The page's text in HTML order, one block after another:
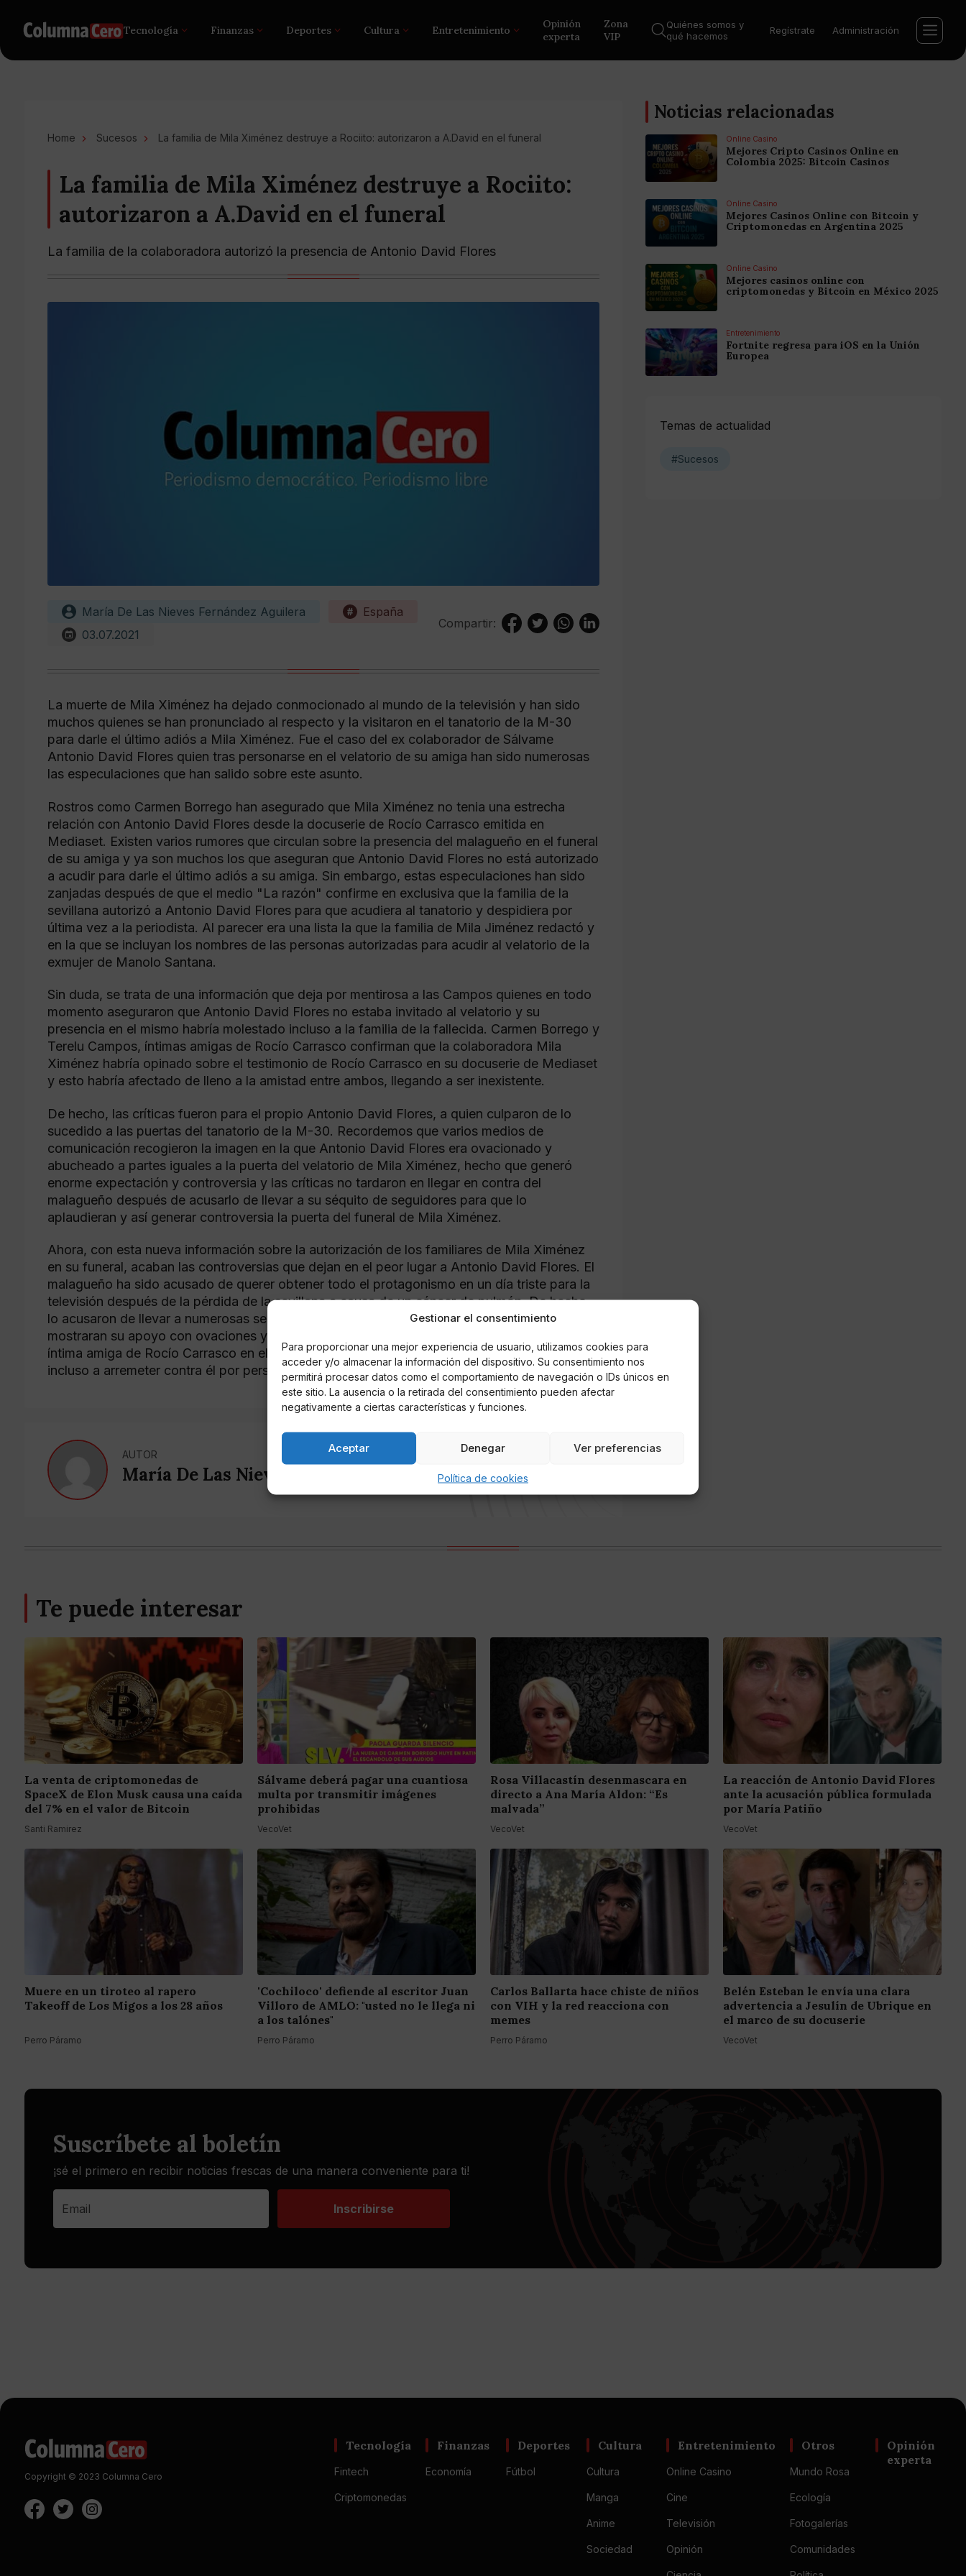
Gestionar el consentimiento
Para proporcionar una mejor experiencia de usuario, utilizamos cookies para
acceder y/o almacenar la información del dispositivo. Su consentimiento nos
permitirá procesar datos como el comportamiento de navegación o IDs únicos en
este sitio. La ausencia o la retirada del consentimiento pueden afectar
negativamente a ciertas características y funciones.
Aceptar Denegar Ver preferencias
Política de cookies
Tecnología Finanzas Deportes Cultura Entretenimiento
Opinión
experta
Zona
VIP
Quiénes somos y
qué hacemos
Regístrate Administración
Home Sucesos La familia de Mila Ximénez destruye a Rociito: autorizaron a A.David en el funeral
La familia de Mila Ximénez destruye a Rociito:
autorizaron a A.David en el funeral
La familia de la colaboradora autorizó la presencia de Antonio David Flores
María De Las Nieves Fernández Aguilera
España
03.07.2021
Compartir:
La muerte de Mila Ximénez ha dejado conmocionado al mundo de la televisión y han sido
muchos quienes se han pronunciado al respecto y la visitaron en el tanatorio de la M-30
para darle el último adiós a Mila Ximénez. Fue el caso del ex colaborador de Sálvame
Antonio David Flores quien tras personarse en el velatorio de su amiga han sido numerosas
las especulaciones que han salido sobre este asunto.
Rostros como Carmen Borrego han asegurado que Mila Ximénez no tenia una estrecha
relación con Antonio David Flores desde la docuserie de Rocío Carrasco emitida en
Mediaset. Existen varios rumores que circulan sobre la presencia del malagueño en el funeral
de su amiga y ya son muchos los que aseguran que Antonio David Flores no está autorizado
a acudir para darle el último adiós a su amiga. Sin embargo, estas especulaciones han sido
zanjadas después de que el medio "La razón" confirme en exclusiva que la familia de la
sevillana autorizó a Antonio David Flores para que acudiera al tanatorio y despidiera por
última vez a la periodista. Al parecer era una lista la que la familia de Mila Jiménez redactó y
en la que se incluyan los nombres de las personas autorizadas para acudir al velatorio de la
exmujer de Manolo Santana.
Sin duda, se trata de una información que deja por mentirosa a las Campos quienes en todo
momento aseguraron que Antonio David Flores no estaba invitado al velatorio y su
presencia en el mismo habría molestado incluso a la familia de la fallecida. Carmen Borrego y
Terelu Campos, íntimas amigas de Rocío Carrasco confirman que la colaboradora Mila
Ximénez habría opinado sobre el testimonio de Rocío Carrasco en su docuserie de Mediaset
y esto habría afectado de lleno a la amistad entre ambos, llegando a ser inexistente.
De hecho, las críticas fueron para el propio Antonio David Flores, a quien culparon de lo
sucedido a las puertas del tanatorio de la M-30. Recordemos que varios medios de
comunicación recogieron la imagen en la que Antonio David Flores era ovacionado y
abucheado a partes iguales a la puerta del velatorio de Mila Ximénez, hecho que generó
enorme expectación y controversia y las críticas no tardaron en llegar en contra del
malagueño después de acusarlo de llevar a su séquito de seguidores para que lo
aplaudieran y así generar controversia la puerta del funeral de Mila Ximénez.
Ahora, con esta nueva información sobre la autorización de los familiares de Mila Ximénez
en su funeral, acaban las controversias que dejan en el peor lugar a Antonio David Flores. El
malagueño ha sido acusado de querer obtener todo el protagonismo en un día triste para la
televisión después de la pérdida de la sevillana a causa de un cáncer de pulmón. De hecho,
lo acusaron de llevar a numerosas seguidoras a las puertas del tanatorio para que le
mostraran su apoyo con ovaciones y aplausos. Esta acusación fue vertida por Alba Carrillo,
íntima amiga de Rocío Carrasco en el espacio televisivo de "Ya es mediodía", llegando
incluso a arremeter contra él por personarse en el funeral.
AUTOR
María De Las Nieves Fernández Aguilera
Noticias relacionadas
Online Casino
Mejores Cripto Casinos Online en
Colombia 2025: Bitcoin Casinos
Online Casino
Mejores Casinos Online con Bitcoin y
Criptomonedas en Argentina 2025
Online Casino
Mejores casinos online con
criptomonedas y Bitcoin en México 2025
Entretenimiento
Fortnite regresa para iOS en la Unión
Europea
Temas de actualidad
#Sucesos
Te puede interesar
La venta de criptomonedas de
SpaceX de Elon Musk causa una caída
del 7% en el valor de Bitcoin
Santi Ramirez
Sálvame deberá pagar una cuantiosa
multa por transmitir imágenes
prohibidas
VecoVet
Rosa Villacastín desenmascara en
directo a Ana María Aldon: “Es
malvada”
VecoVet
La reacción de Antonio David Flores
ante la acusación pública formulada
por María Patiño
VecoVet
Muere en un tiroteo al rapero
Takeoff de Los Migos a los 28 años
Perro Páramo
'Cochiloco' defiende al escritor Juan
Villoro de AMLO: "usted no le llega ni
a los talónes"
Perro Páramo
Carlos Ballarta hace chiste de niños
con VIH y la red reacciona con
memes
Perro Páramo
Belén Esteban le envía una clara
advertencia a Jesulín de Ubrique en
el marco de su docuserie
VecoVet
Suscríbete al boletín
¡sé el primero en recibir noticias frescas de una manera conveniente para ti!
Inscribirse
Copyright © 2023 Columna Cero
Tecnología
Fintech
Criptomonedas
Finanzas
Economía
Deportes
Fútbol
Cultura
Cultura
Manga
Anime
Sociedad
Entretenimiento
Online Casino
Cine
Televisión
Opinión
Otros
Mundo Rosa
Ecología
Fotogalerías
Comunidades
Opinión
experta